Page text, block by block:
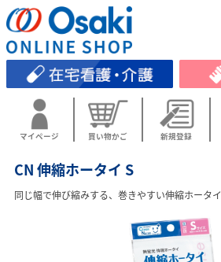
マイページ 買い物かご 新規登録
CN 伸縮ホータイ S
同じ幅で伸び縮みする、巻きやすい伸縮ホータイ